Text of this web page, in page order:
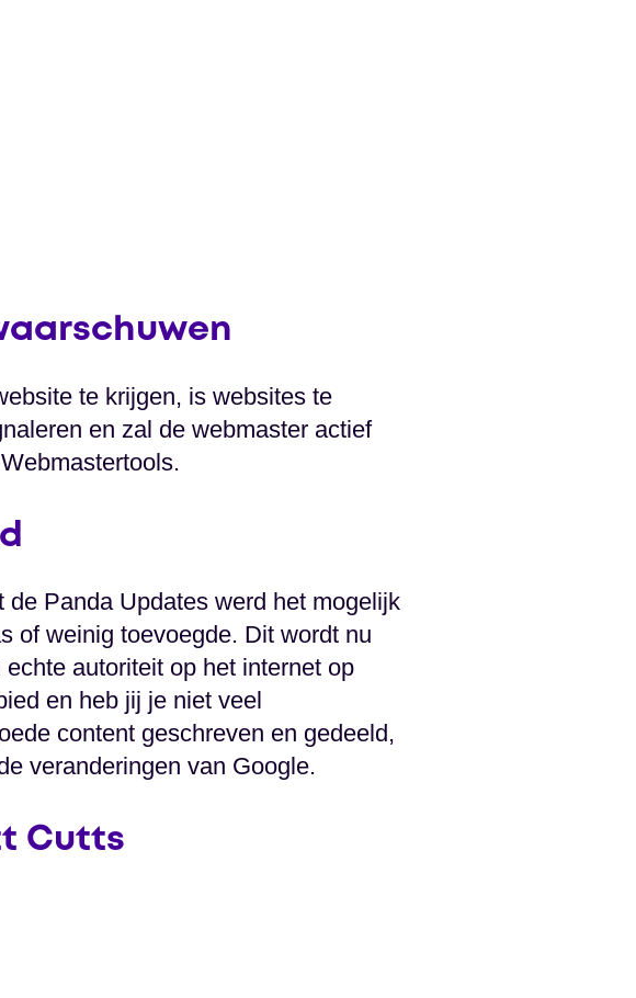
te krijgen, is websites te
en zal de webmaster actief
Panda Updates werd het mogelijk
of weinig toevoegde. Dit wordt nu
autoriteit op het internet op
en heb jij je niet veel
content geschreven en gedeeld,
veranderingen van Google.
Cutts